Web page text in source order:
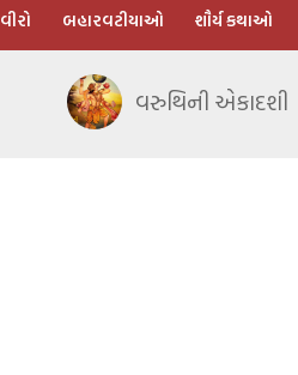
બહારવટીયાઓ શૌર્ય કથાઓ
વરુથિની એકાદશી